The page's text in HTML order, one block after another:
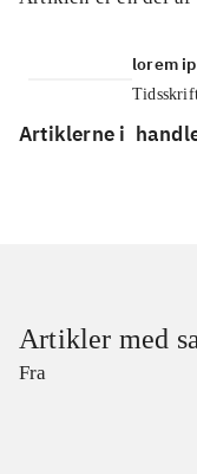
lorem
Artiklerne i
Artikler med
Fra